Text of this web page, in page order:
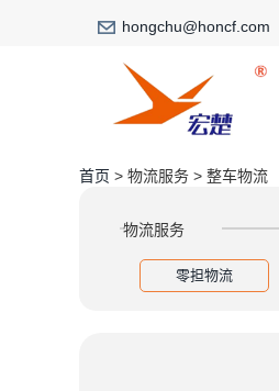
hongchu@honcf.com
首页 > 物流服务 > 整车物流
物流服务
零担物流